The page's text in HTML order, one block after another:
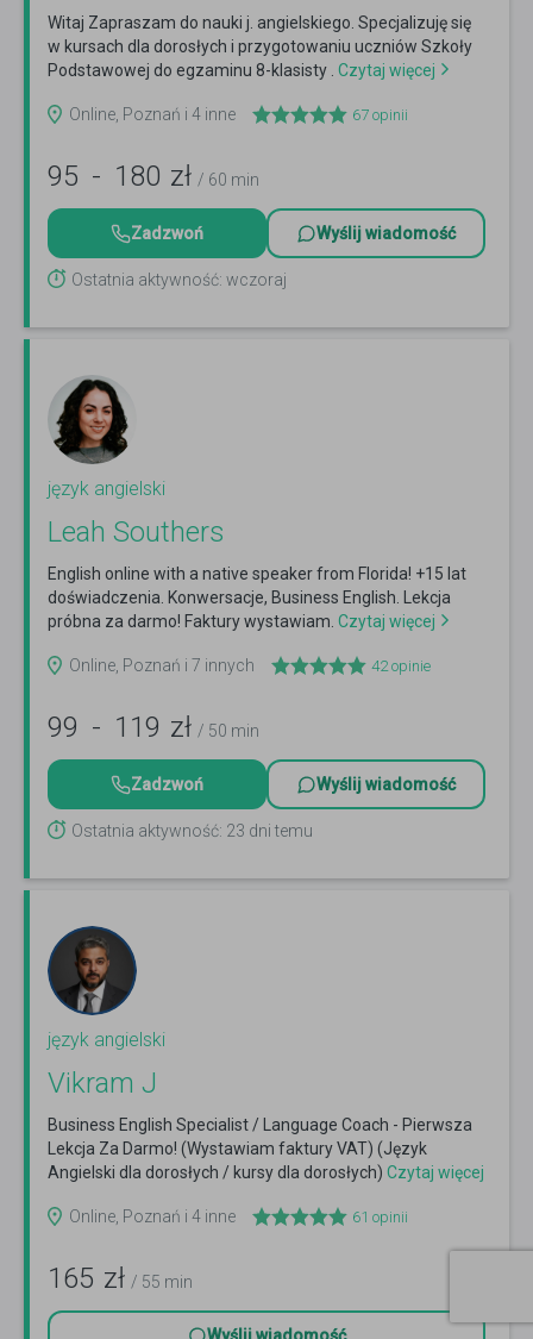
Witaj Zapraszam do nauki j. angielskiego. Specjalizuję się
w kursach dla dorosłych i przygotowaniu uczniów Szkoły
Podstawowej do egzaminu 8-klasisty . Czytaj więcej
Online, Poznań i 4 inne 67 opinii
95 - 180 zł / 60 min
Zadzwoń Wyślij wiadomość
Ostatnia aktywność: wczoraj
język angielski
Leah Southers
English online with a native speaker from Florida! +15 lat
doświadczenia. Konwersacje, Business English. Lekcja
próbna za darmo! Faktury wystawiam. Czytaj więcej
Online, Poznań i 7 innych 42opinie
99 - 119 zł / 50 min
Zadzwoń Wyślij wiadomość
Ostatnia aktywność: 23 dni temu
język angielski
Vikram J
Business English Specialist / Language Coach - Pierwsza
Lekcja Za Darmo! (Wystawiam faktury VAT) (Język
Angielski dla dorosłych / kursy dla dorosłych) Czytaj więcej
Online, Poznań i 4 inne 61 opinii
165 zł / 55 min